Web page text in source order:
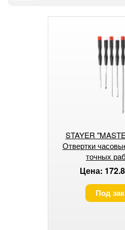
STAYER
Отвертки
точных
Цена:
Под